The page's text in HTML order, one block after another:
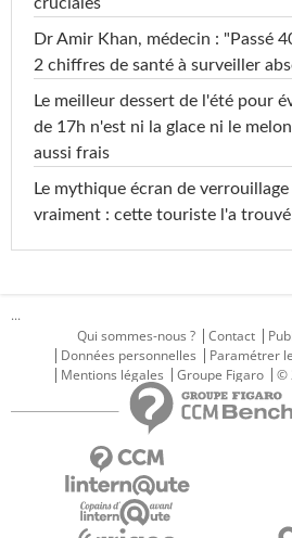
cruciales
Dr Amir Khan, médecin : "Passé
2 chiffres de santé à surveiller
Le meilleur dessert de l'été pour
de 17h n'est ni la glace ni le
aussi frais
Le mythique écran de
vraiment : cette touriste l'a trouvé
...
Qui sommes-nous ?
Contact
Données personnelles
Paramétrer
Mentions légales
Groupe Figaro ©